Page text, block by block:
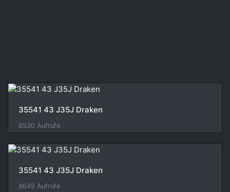
35541 43 J35J Draken
8530 Aufrufe
35541 43 J35J Draken
8649 Aufrufe